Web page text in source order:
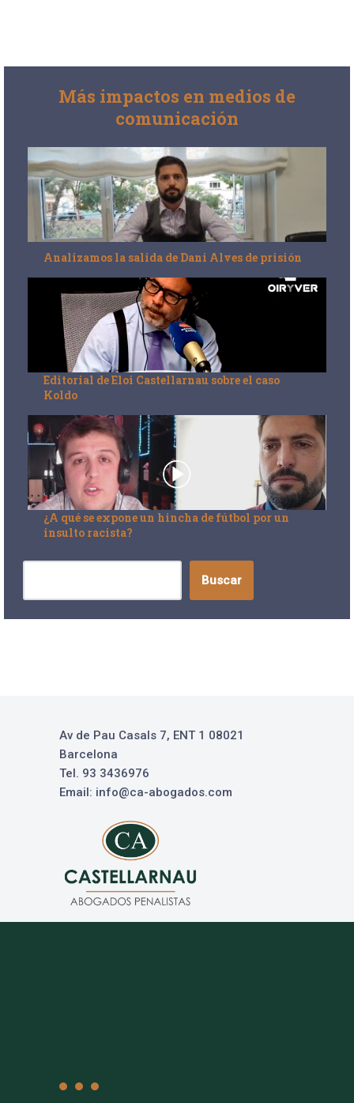
Más impactos en medios de
comunicación
Analizamos la salida de Dani Alves de prisión
Editorial de Eloi Castellarnau sobre el caso
Koldo
¿A qué se expone un hincha de fútbol por un
insulto racista?
Buscar
Av de Pau Casals 7, ENT 1 08021
Barcelona
Tel. 93 3436976
Email: info@ca-abogados.com